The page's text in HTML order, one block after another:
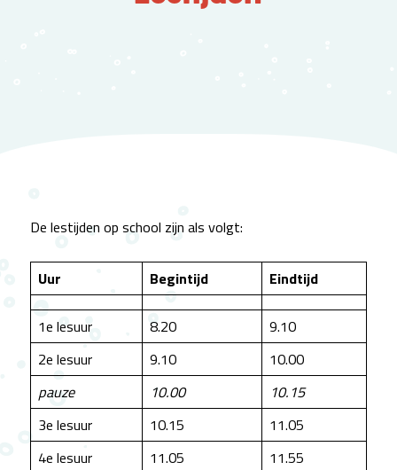
De lestijden op school zijn als volgt:
Uur Begintijd Eindtijd
1e lesuur 8.20
9.10
2e lesuur
9.10
10.00
pauze
10.00
10.15
3e lesuur
10.15
11.05
4e lesuur
11.05
11.55